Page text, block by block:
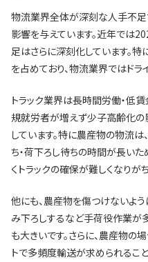
物流業界全体が深刻な人手不足
影響を与えています。近年では
足はさらに深刻化しています。
を占めており、物流業界ではド
トラック業界は長時間労働・低
規就労者が増えず少子高齢化
しています。特に農産物の物流
ち・荷下ろし待ちの時間が長い
くトラックの確保が難しくなりがち
他にも、農産物を傷つけないよ
み下ろしするなど手荷役作業が
も大きいです。さらに、農産物の
トで多頻度輸送が求められるこ